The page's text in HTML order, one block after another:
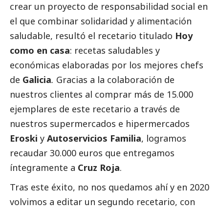
crear un proyecto de responsabilidad social en
el que combinar solidaridad y alimentación
saludable, resultó el recetario titulado Hoy
como en casa: recetas saludables y
económicas elaboradas por los mejores chefs
de Galicia. Gracias a la colaboración de
nuestros clientes al comprar más de 15.000
ejemplares de este recetario a través de
nuestros supermercados e hipermercados
Eroski y Autoservicios Familia, logramos
recaudar 30.000 euros que entregamos
íntegramente a Cruz Roja.
Tras este éxito, no nos quedamos ahí y en 2020
volvimos a editar un segundo recetario, con